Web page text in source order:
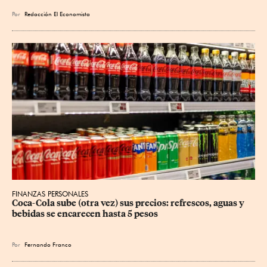
Por Redacción El Economista
FINANZAS PERSONALES
Coca-Cola sube (otra vez) sus precios: refrescos, aguas y
bebidas se encarecen hasta 5 pesos
Por Fernando Franco